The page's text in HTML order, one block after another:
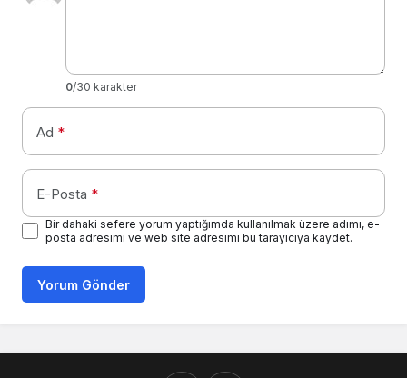
0/30 karakter
Ad *
E-Posta *
Bir dahaki sefere yorum yaptığımda kullanılmak üzere adımı, e-
posta adresimi ve web site adresimi bu tarayıcıya kaydet.
Yorum Gönder